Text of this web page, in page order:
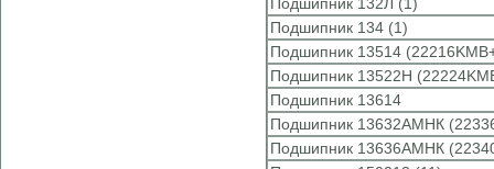
Подшипник 134 (1)
Подшипник 13514
Подшипник 13522Н
Подшипник 13614
Подшипник 13632АМНК
Подшипник 13636АМНК